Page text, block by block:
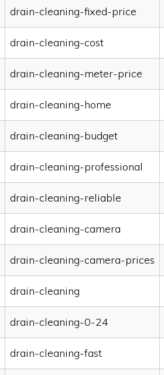
drain-cleaning-fixed-price
drain-cleaning-cost
drain-cleaning-meter-price
drain-cleaning-home
drain-cleaning-budget
drain-cleaning-professional
drain-cleaning-reliable
drain-cleaning-camera
drain-cleaning-camera-prices
drain-cleaning
drain-cleaning-0-24
drain-cleaning-fast